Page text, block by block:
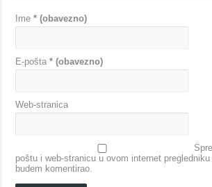
Ime* (obavezno)
E-pošta* (obavezno)
Web-stranica
poštu i web-stranicu u ovom internet
budem komentirao.